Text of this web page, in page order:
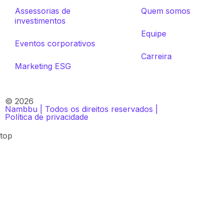
Assessorias de
investimentos
Eventos corporativos
Marketing ESG
Quem somos
Equipe
Carreira
© 2026
Nambbu | Todos os direitos reservados |
Política de privacidade
top